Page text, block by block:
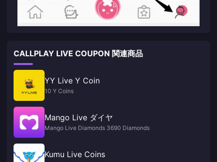
CALLPLAY LIVE COUPON 関連商品
YY Live Y Coin
10 Y Coins
Mango Live ダイヤ
Mango Live Diamonds 3690 Diamonds
Kumu Live Coins